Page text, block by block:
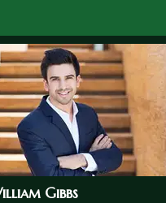
Gibbs